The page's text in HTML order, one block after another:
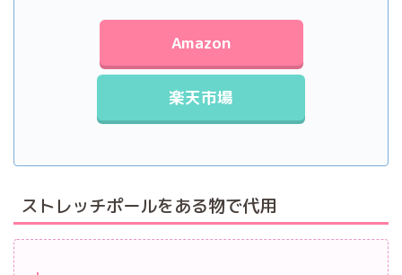
Amazon
楽天市場
ストレッチポールをある物で代用